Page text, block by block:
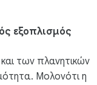
εξοπλισμός
των πλανητικών
Μολονότι η